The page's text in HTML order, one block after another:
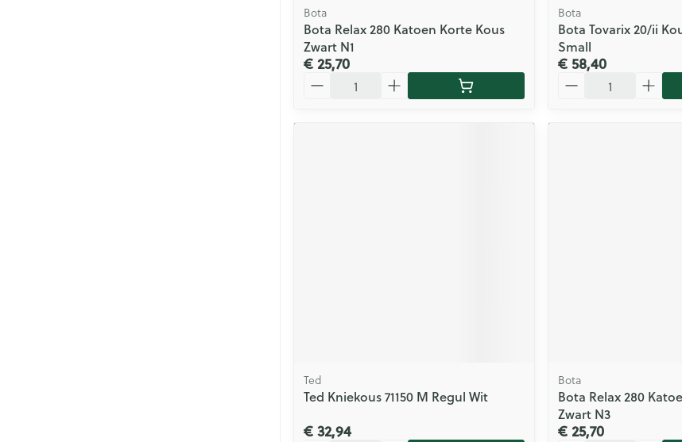
Bota
Bota Relax 280 Katoen Korte Kous
Zwart N1
€ 25,70
Bota
Bota Tovarix 20/ii
Small
€ 58,40
Ted
Ted Kniekous 71150 M Regul Wit
€ 32,94
Bota
Bota Relax 280
Zwart N3
€ 25,70